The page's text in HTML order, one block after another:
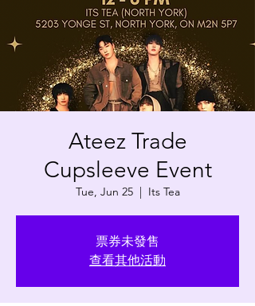
Ateez Trade
Cupsleeve Event
Tue, Jun 25
  |
Its Tea
票券未發售
查看其他活動